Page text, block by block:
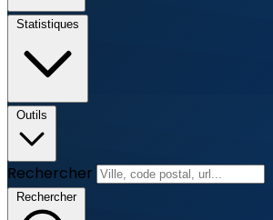
Statistiques
Outils
Rechercher
Rechercher